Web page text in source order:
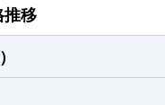
いずみ中央
いずみ中央
移